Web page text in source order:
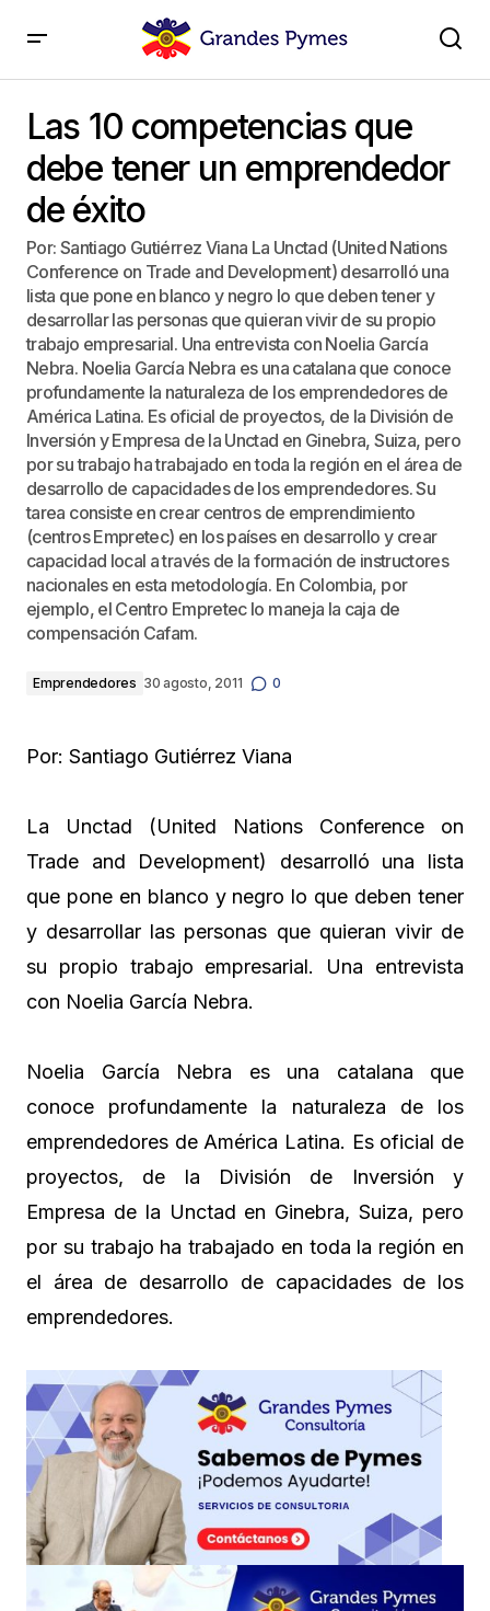
de éxito
Las 10 competencias que
debe tener un emprendedor
de éxito
Por: Santiago Gutiérrez Viana La Unctad (United Nations
Conference on Trade and Development) desarrolló una
lista que pone en blanco y negro lo que deben tener y
desarrollar las personas que quieran vivir de su propio
trabajo empresarial. Una entrevista con Noelia García
Nebra. Noelia García Nebra es una catalana que conoce
profundamente la naturaleza de los emprendedores de
América Latina. Es oficial de proyectos, de la División de
Inversión y Empresa de la Unctad en Ginebra, Suiza, pero
por su trabajo ha trabajado en toda la región en el área de
desarrollo de capacidades de los emprendedores. Su
tarea consiste en crear centros de emprendimiento
(centros Empretec) en los países en desarrollo y crear
capacidad local a través de la formación de instructores
nacionales en esta metodología. En Colombia, por
ejemplo, el Centro Empretec lo maneja la caja de
compensación Cafam.
Emprendedores 30 agosto, 2011 0
Por: Santiago Gutiérrez Viana
La Unctad (United Nations Conference on
Trade and Development) desarrolló una lista
que pone en blanco y negro lo que deben tener
y desarrollar las personas que quieran vivir de
su propio trabajo empresarial. Una entrevista
con Noelia García Nebra.
Noelia García Nebra es una catalana que
conoce profundamente la naturaleza de los
emprendedores de América Latina. Es oficial de
proyectos, de la División de Inversión y
Empresa de la Unctad en Ginebra, Suiza, pero
por su trabajo ha trabajado en toda la región en
el área de desarrollo de capacidades de los
emprendedores.